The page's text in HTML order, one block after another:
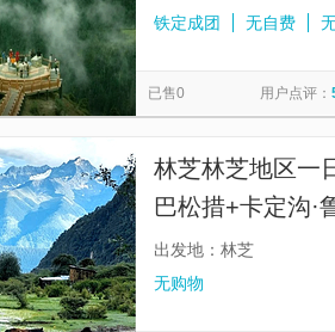
铁定成团
无自费
已售0 用户点评：
林芝林芝地区一
巴松措+卡定沟·
市区酒店可接】
出发地：林芝
无购物